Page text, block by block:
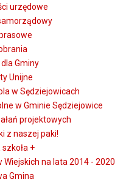
urzędowe
Gminy
Unijne
w Sędziejowicach
w Gminie Sędziejowice
projektowych
z naszej paki!
+
na lata 2014 - 2020
Gmina